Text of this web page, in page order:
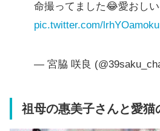
命撮ってました😂愛おし
pic.twitter.com/lrhYOamoku
— 宮脇 咲良
祖母の惠美子さんと愛猫